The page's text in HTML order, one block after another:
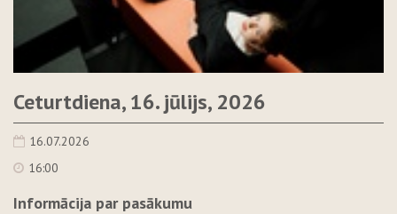
Ceturtdiena, 16. jūlijs, 2026
16.07.2026
16:00
Informācija par pasākumu